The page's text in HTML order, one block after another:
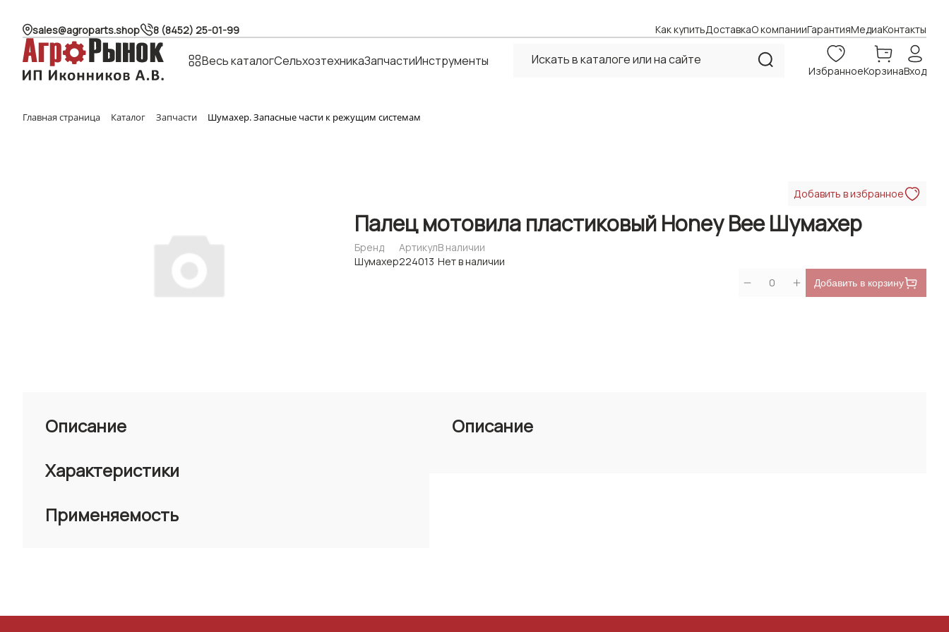
sales@agroparts.shop 8 (8452) 25-01-99 Как купитьДоставкаО компанииГарантияМедиаКонтакты
Весь каталогСельхозтехникаЗапчастиИнструменты
ИзбранноеКорзинаВход
Главная страница Каталог Запчасти Шумахер. Запасные части к режущим системам
Добавить в избранное
Палец мотовила пластиковый Honey Bee Шумахер
Бренд
Шумахер
Артикул
224013
В наличии
Нет в наличии
0
Добавить в корзину
Описание
Характеристики
Применяемость
Описание